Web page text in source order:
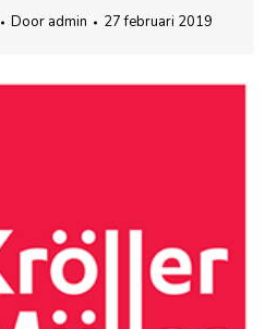
Door admin 27 februari 2019